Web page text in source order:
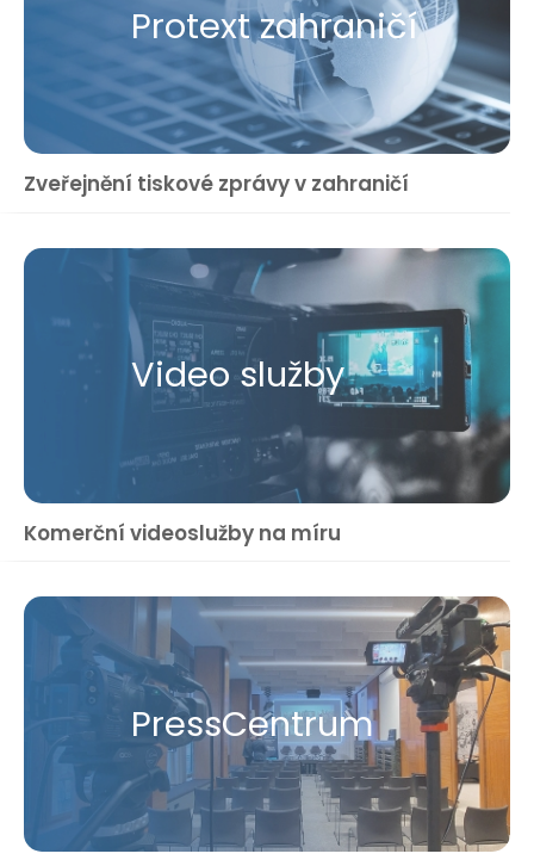
Protext zahraničí
Zveřejnění tiskové zprávy v zahraničí
Video služby
Komerční videoslužby na míru
Press​Centrum